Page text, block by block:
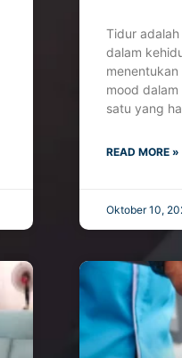
Tidur
dalam
mood dalam
satu yang
READ MORE »
Oktober 10,